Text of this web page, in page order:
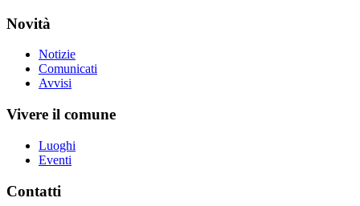
Novità
Notizie
Comunicati
Avvisi
Vivere il comune
Luoghi
Eventi
Contatti